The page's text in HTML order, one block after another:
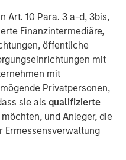
Art. 10 Para. 3 a-d, 3bis,
Finanzintermediäre,
öffentliche
mit
mit
Privatpersonen,
sie alsqualifizierte
und Anleger, die
Stanley Private
Curci, former CEO of
that Mr. Curci will
and lead the transition
Morgan Stanley Private
the stores as an
store associates, field
based corporate office
all Tops merchandising,
functions are